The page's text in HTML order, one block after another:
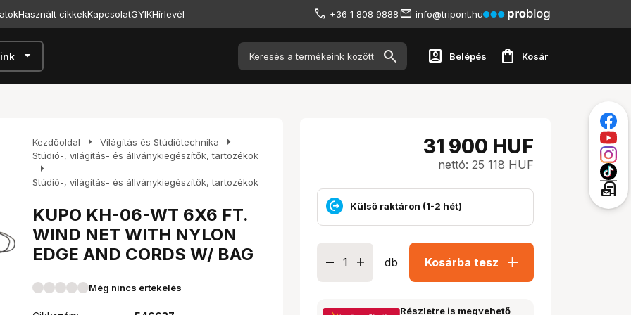
Használt cikkekKapcsolatGYIKHírlevél +36 1 808 9888 info@tripont.hu
arrow_drop_down account_box Belépés shopping_bag Kosár
Kezdőoldal arrow_right Világítás és Stúdiótechnika arrow_right
Stúdió-, világítás- és állványkiegészítők, tartozékok
arrow_right
Stúdió-, világítás- és állványkiegészítők, tartozékok
KUPO KH-06-WT 6X6 FT.
WIND NET WITH NYLON
EDGE AND CORDS W/ BAG
Még nincs értékelés
31 900 HUF
nettó: 25 118 HUF
Külső raktáron (1-2 hét)
db Kosárba tesz add
Részletre is megvehető
local_post_office